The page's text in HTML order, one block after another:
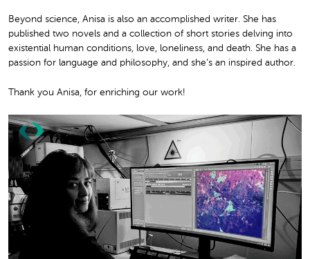
Beyond science, Anisa is also an accomplished writer. She has
published two novels and a collection of short stories delving into
existential human conditions, love, loneliness, and death. She has a
passion for language and philosophy, and she’s an inspired author.
Thank you Anisa, for enriching our work!